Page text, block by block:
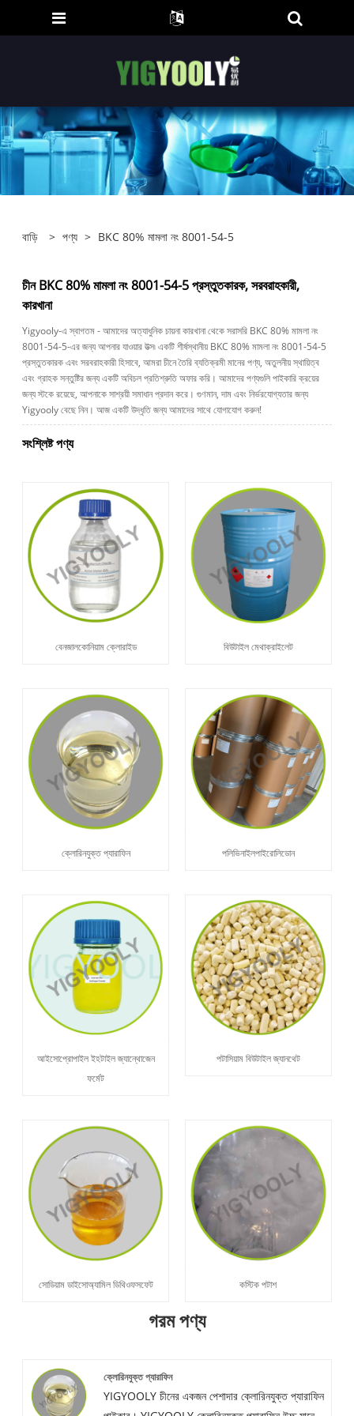
বাড়ি > পণ্য > BKC 80% মামলা নং 8001-54-5
চীন BKC 80% মামলা নং 8001-54-5 প্রস্তুতকারক, সরবরাহকারী,
কারখানা
Yigyooly-এ স্বাগতম - আমাদের অত্যাধুনিক চায়না কারখানা থেকে সরাসরি BKC 80% মামলা নং
8001-54-5-এর জন্য আপনার যাওয়ার উত্স৷ একটি শীর্ষস্থানীয় BKC 80% মামলা নং 8001-54-5
প্রস্তুতকারক এবং সরবরাহকারী হিসাবে, আমরা চীনে তৈরি ব্যতিক্রমী মানের পণ্য, অতুলনীয় স্থায়িত্ব
এবং গ্রাহক সন্তুষ্টির জন্য একটি অবিচল প্রতিশ্রুতি অফার করি। আমাদের পণ্যগুলি পাইকারি ক্রয়ের
জন্য স্টকে রয়েছে, আপনাকে সাশ্রয়ী সমাধান প্রদান করে। গুণমান, দাম এবং নির্ভরযোগ্যতার জন্য
Yigyooly বেছে নিন। আজ একটি উদ্ধৃতি জন্য আমাদের সাথে যোগাযোগ করুন!
সংশ্লিষ্ট পণ্য
বেনজালকোনিয়াম ক্লোরাইড বিউটাইল মেথাক্রাইলেট
ক্লোরিনযুক্ত প্যারাফিন পলিভিনাইলপাইরোলিডোন
আইসোপ্রোপাইল ইহটাইল জ্যান্থোজেন
ফর্মেট
পটাসিয়াম বিউটাইল জ্যানথেট
সোডিয়াম ডাইসোঅ্যামিল ডিথিওফসফেট কস্টিক পটাশ
গরম পণ্য
ক্লোরিনযুক্ত প্যারাফিন
YIGYOOLY চীনের একজন পেশাদার ক্লোরিনযুক্ত প্যারাফিন